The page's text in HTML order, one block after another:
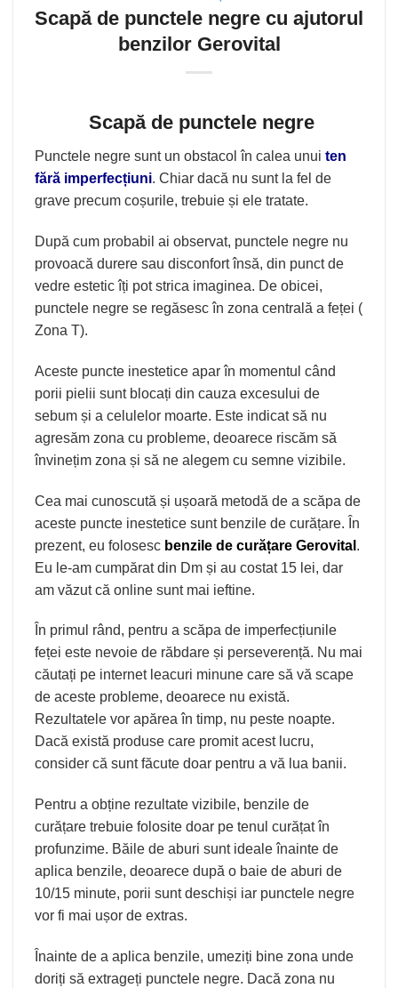
Scapă de punctele negre cu ajutorul
benzilor Gerovital
Scapă de punctele negre
Punctele negre sunt un obstacol în calea unui ten
fără imperfecțiuni. Chiar dacă nu sunt la fel de
grave precum coșurile, trebuie și ele tratate.
După cum probabil ai observat, punctele negre nu
provoacă durere sau disconfort însă, din punct de
vedre estetic îți pot strica imaginea. De obicei,
punctele negre se regăsesc în zona centrală a feței (
Zona T).
Aceste puncte inestetice apar în momentul când
porii pielii sunt blocați din cauza excesului de
sebum și a celulelor moarte. Este indicat să nu
agresăm zona cu probleme, deoarece riscăm să
învinețim zona și să ne alegem cu semne vizibile.
Cea mai cunoscută și ușoară metodă de a scăpa de
aceste puncte inestetice sunt benzile de curățare. În
prezent, eu folosesc benzile de curățare Gerovital .
Eu le-am cumpărat din Dm și au costat 15 lei, dar
am văzut că online sunt mai ieftine.
În primul rând, pentru a scăpa de imperfecțiunile
feței este nevoie de răbdare și perseverență. Nu mai
căutați pe internet leacuri minune care să vă scape
de aceste probleme, deoarece nu există.
Rezultatele vor apărea în timp, nu peste noapte.
Dacă există produse care promit acest lucru,
consider că sunt făcute doar pentru a vă lua banii.
Pentru a obține rezultate vizibile, benzile de
curățare trebuie folosite doar pe tenul curățat în
profunzime. Băile de aburi sunt ideale înainte de
aplica benzile, deoarece după o baie de aburi de
10/15 minute, porii sunt deschiși iar punctele negre
vor fi mai ușor de extras.
Înainte de a aplica benzile, umeziți bine zona unde
doriți să extrageți punctele negre. Dacă zona nu